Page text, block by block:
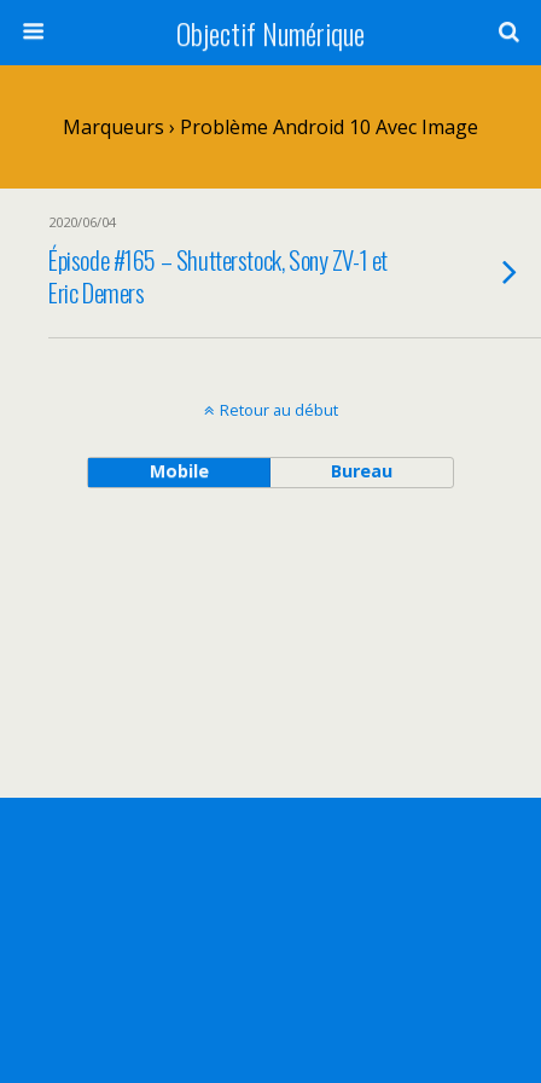
Objectif Numérique
Marqueurs › Problème Android 10 Avec Image
2020/06/04
Épisode #165 – Shutterstock, Sony ZV-1 et
Eric Demers
Retour au début
Mobile Bureau